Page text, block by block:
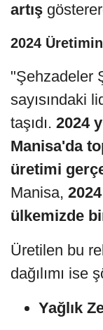
artış
2024
"Şehzadeler
sayısındaki
taşıdı. 2024
Manisa'da
üretimi
Manisa,
ülkemizde
Üretilen bu
dağılımı ise
Yağlık